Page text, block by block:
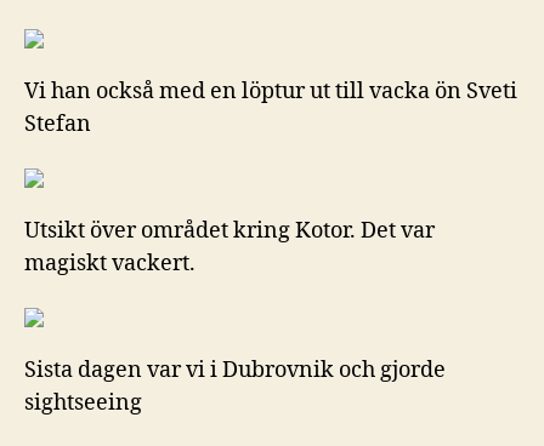
Vi han också med en löptur ut till vacka ön Sveti
Stefan
Utsikt över området kring Kotor. Det var
magiskt vackert.
Sista dagen var vi i Dubrovnik och gjorde
sightseeing